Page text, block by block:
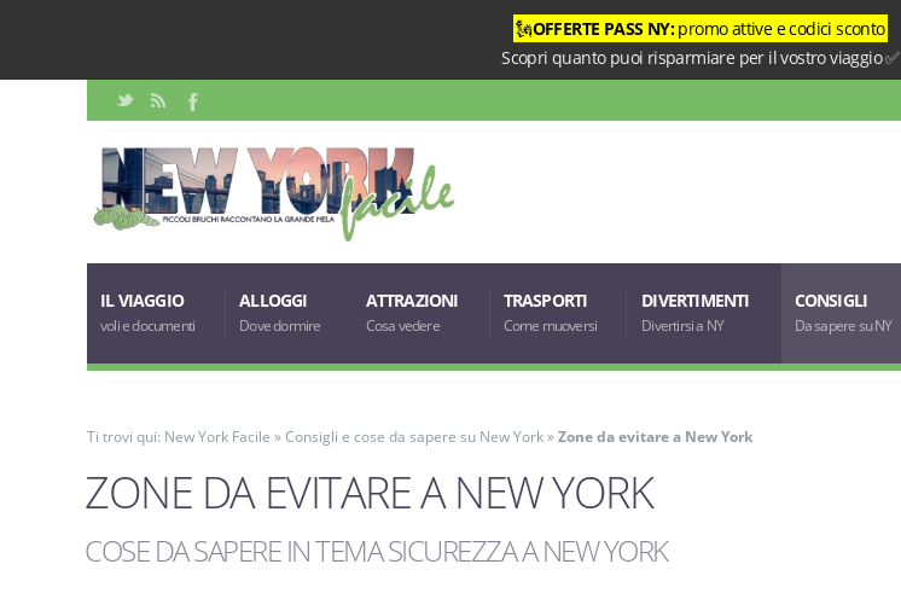
🗽OFFERTE PASS NY:promo attive e codici sconto
Scopri quanto puoi risparmiare per il vostro viaggio ✅
IL VIAGGIO
voli e documenti
ALLOGGI
Dove dormire
ATTRAZIONI
Cosa vedere
TRASPORTI
Come muoversi
DIVERTIMENTI
Divertirsi a NY
CONSIGLI
Da sapere su NY
Ti trovi qui: New York Facile »Consigli e cose da sapere su New York»Zone da evitare a New York
ZONE DA EVITARE A NEW YORK
COSE DA SAPERE IN TEMA SICUREZZA A NEW YORK